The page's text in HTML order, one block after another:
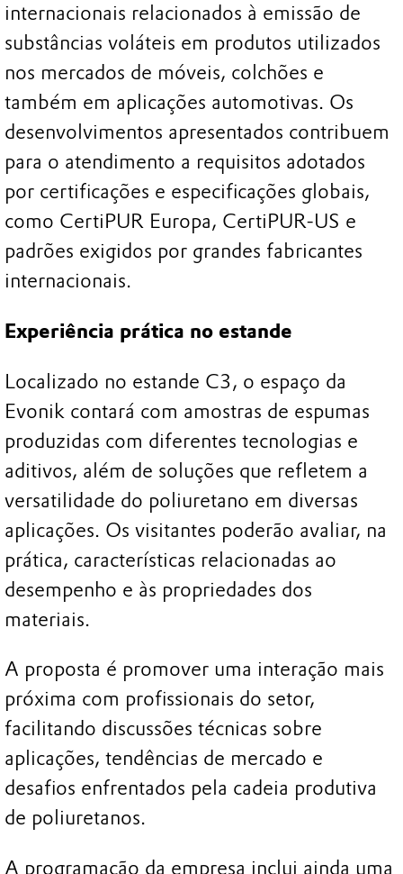
internacionais relacionados à emissão de
substâncias voláteis em produtos utilizados
nos mercados de móveis, colchões e
também em aplicações automotivas. Os
desenvolvimentos apresentados contribuem
para o atendimento a requisitos adotados
por certificações e especificações globais,
como CertiPUR Europa, CertiPUR-US e
padrões exigidos por grandes fabricantes
internacionais.
Experiência prática no estande
Localizado no estande C3, o espaço da
Evonik contará com amostras de espumas
produzidas com diferentes tecnologias e
aditivos, além de soluções que refletem a
versatilidade do poliuretano em diversas
aplicações. Os visitantes poderão avaliar, na
prática, características relacionadas ao
desempenho e às propriedades dos
materiais.
A proposta é promover uma interação mais
próxima com profissionais do setor,
facilitando discussões técnicas sobre
aplicações, tendências de mercado e
desafios enfrentados pela cadeia produtiva
de poliuretanos.
A programação da empresa inclui ainda uma